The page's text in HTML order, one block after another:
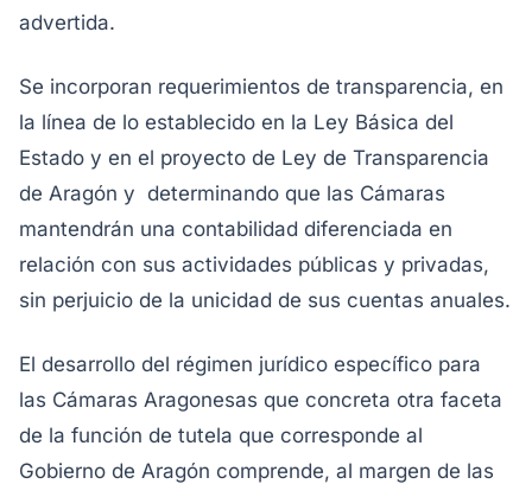
advertida.
Se incorporan requerimientos de transparencia, en
la línea de lo establecido en la Ley Básica del
Estado y en el proyecto de Ley de Transparencia
de Aragón y determinando que las Cámaras
mantendrán una contabilidad diferenciada en
relación con sus actividades públicas y privadas,
sin perjuicio de la unicidad de sus cuentas anuales.
El desarrollo del régimen jurídico específico para
las Cámaras Aragonesas que concreta otra faceta
de la función de tutela que corresponde al
Gobierno de Aragón comprende, al margen de las